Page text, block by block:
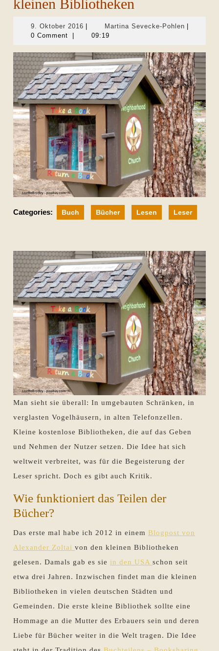
kleinen Bibliotheken
9. Oktober 2016 9.
Oktober
Martina Sevecke-PohlenMartina
0 Comment
09:19
Categories: Buch Bücher Lesen Leser
Man sieht sie überall: In umgebauten Schränken, in
verglasten Vogelhäusern, in alten Telefonzellen.
Kleine kostenlose Bibliotheken, die auf das Geben
und Nehmen der Nutzer setzen. Die Idee hat sich
weltweit verbreitet, was für die Begeisterung der
Leser spricht. Doch es gibt auch Kritik.
Wie funktioniert das Teilen der
Bücher?
Das erste mal habe ich 2012 in einem Blogpost von
Alexander Zoltai von den kleinen Bibliotheken
gelesen. Damals gab es sie in den USA schon seit
etwa drei Jahren. Inzwischen findet man die kleinen
Bibliotheken in vielen deutschen Städten und
Gemeinden. Die erste kleine Bibliothek sollte eine
Hommage an die Mutter des Erbauers sein und deren
Liebe für Bücher weiter in die Welt tragen. Die Idee